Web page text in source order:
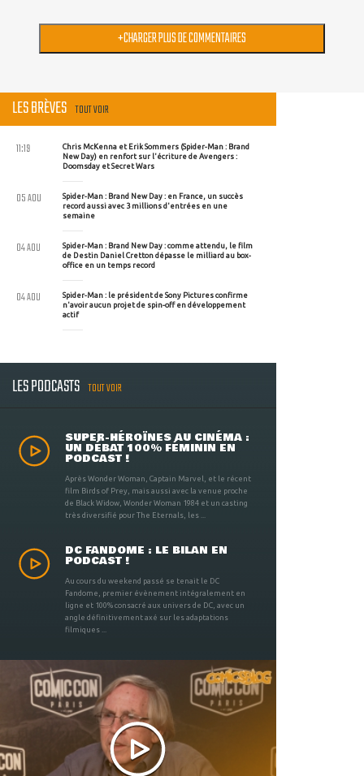
+CHARGER PLUS DE COMMENTAIRES
LES BRÈVES TOUT VOIR
Chris McKenna et Erik Sommers (Spider-Man : Brand
New Day) en renfort sur l'écriture de Avengers :
Doomsday et Secret Wars
11:19
Spider-Man : Brand New Day : en France, un succès
record aussi avec 3 millions d'entrées en une
semaine
05 AOU
Spider-Man : Brand New Day : comme attendu, le film
de Destin Daniel Cretton dépasse le milliard au box-
office en un temps record
04 AOU
Spider-Man : le président de Sony Pictures confirme
n'avoir aucun projet de spin-off en développement
actif
04 AOU
LES PODCASTS TOUT VOIR
SUPER-HÉROÏNES AU CINÉMA :
UN DÉBAT 100% FÉMININ EN
PODCAST !
Après Wonder Woman, Captain Marvel, et le récent
film Birds of Prey, mais aussi avec la venue proche
de Black Widow, Wonder Woman 1984 et un casting
très diversifié pour The Eternals, les ...
DC FANDOME : LE BILAN EN
PODCAST !
Au cours du weekend passé se tenait le DC
Fandome, premier évènement intégralement en
ligne et 100% consacré aux univers de DC, avec un
angle définitivement axé sur les adaptations
filmiques ...